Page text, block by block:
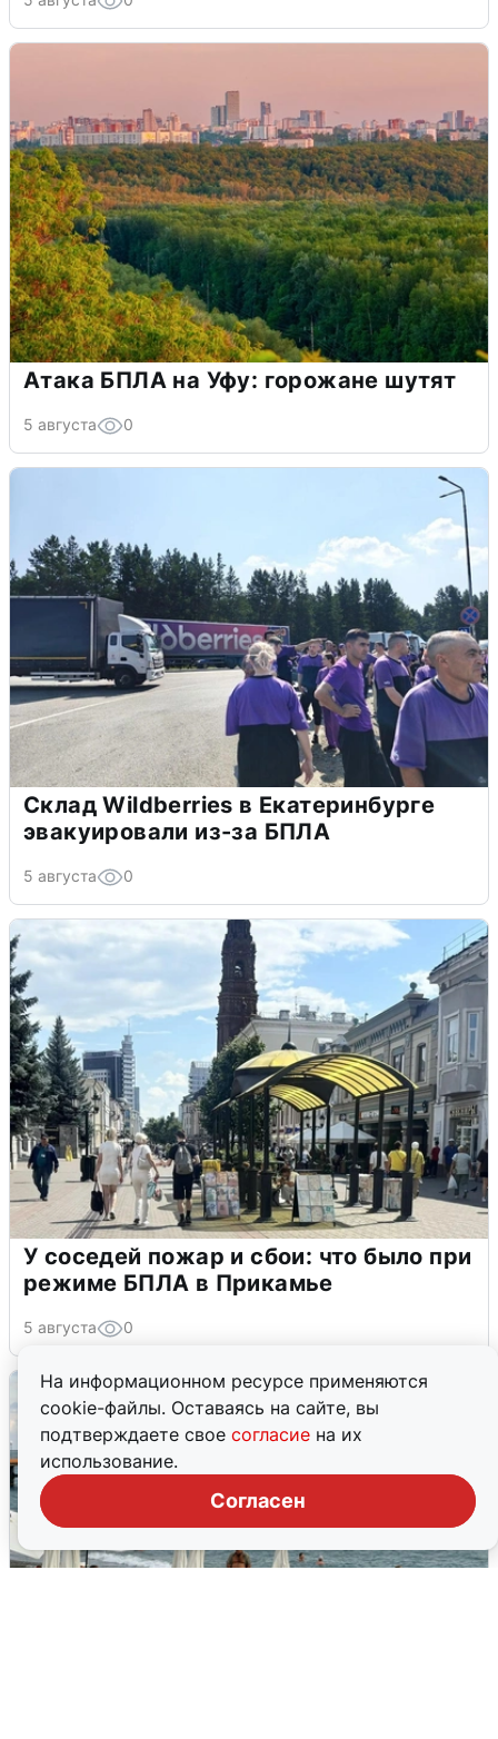
На информационном ресурсе применяются
cookie-файлы. Оставаясь на сайте, вы
подтверждаете свое согласие на их
использование.
Согласен
Атака БПЛА на Уфу: горожане шутят
5 августа 0
Склад Wildberries в Екатеринбурге
эвакуировали из-за БПЛА
5 августа 0
У соседей пожар и сбои: что было при
режиме БПЛА в Прикамье
5 августа 0